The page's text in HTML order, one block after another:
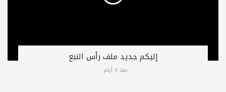
إليكم جديد ملف رأس النبع
منذ 4 أيام